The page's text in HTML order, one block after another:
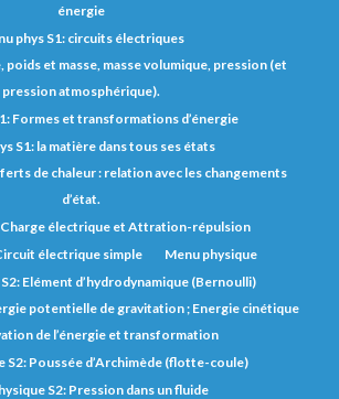
énergie
phys S1: circuits électriques
poids et masse, masse volumique, pression (et
pression atmosphérique).
Formes et transformations d’énergie
S1: la matière dans tous ses états
de chaleur : relation avec les changements
d’état.
Charge électrique et Attration-répulsion
électrique simple
Menu physique
Elément d’hydrodynamique (Bernoulli)
potentielle de gravitation ; Energie cinétique
de l’énergie et transformation
S2: Poussée d’Archimède (flotte-coule)
S2: Pression dans un fluide